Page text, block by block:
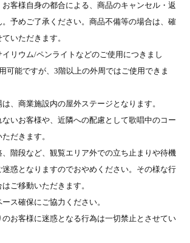
お客様自身の都合による、商品のキャンセル・返
予めご了承ください。商品不備等の場合は、確
いただきます。
イリウム/ペンライトなどのご使用につきまし
可能ですが、3階以上の外周ではご使用できま
は、商業施設内の屋外ステージとなります。
いお客様や、近隣への配慮として歌唱中のコー
だきます。
、階段など、観覧エリア外での立ち止まりや待機
惑となりますのでおやめください。その様な行
ご移動いただきます。
ス確保にご協力ください。
のお客様に迷惑となる行為は一切禁止とさせてい